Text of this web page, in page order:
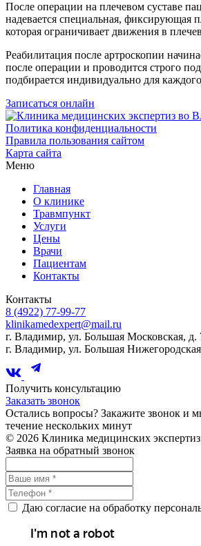
После операции на плечевом суставе
надевается специальная, фиксирующая
которая ограничивает движения в
Реабилитация после артроскопии
после операции и проводится строго
подбирается индивидуально для
Записаться онлайн
Политика конфиденциальности
Правила пользования сайтом
Карта сайта
Меню
Главная
О клинике
Травмпункт
Услуги
Цены
Врачи
Пациентам
Контакты
Контакты
8 (4922) 77-99-77
klinikamedexpert@mail.ru
г. Владимир, ул. Большая Московская, д.
г. Владимир, ул. Большая
Получить консультацию
Заказать звонок
Остались вопросы? Закажите звонок и
течение нескольких минут
© 2026 Клиника медицинских
Заявка на обратный звонок
Даю согласие на обработку